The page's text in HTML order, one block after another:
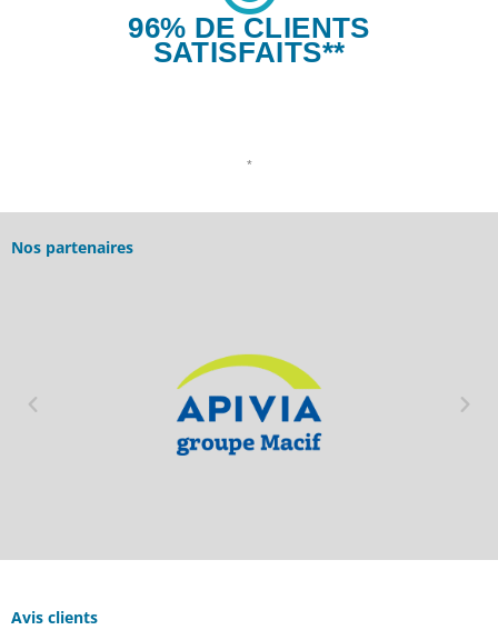
96% DE CLIENTS
SATISFAITS**
*
Nos partenaires
Avis clients